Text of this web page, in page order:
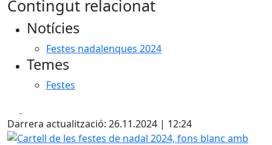
+
Contingut relacionat
Notícies
Festes nadalenques 2024
Temes
Festes
Darrera actualització: 26.11.2024 | 12:24
Cartell de les festes de nadal 2024, fons blanc amb